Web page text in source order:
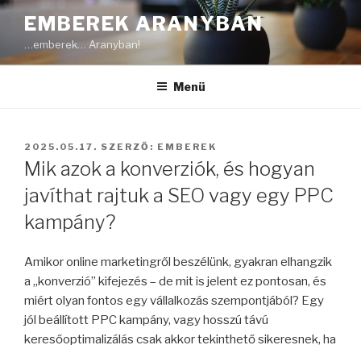
Tartalomhoz
EMBEREK ARANYBAN
…emberek… Aranyban!
Menü
BEKÜLDVE:
2025.05.17. SZERZŐ: EMBEREK
Mik azok a konverziók, és hogyan
javíthat rajtuk a SEO vagy egy PPC
kampány?
Amikor online marketingről beszélünk, gyakran elhangzik
a „konverzió” kifejezés – de mit is jelent ez pontosan, és
miért olyan fontos egy vállalkozás szempontjából? Egy
jól beállított PPC kampány, vagy hosszú távú
keresőoptimalizálás csak akkor tekinthető sikeresnek, ha